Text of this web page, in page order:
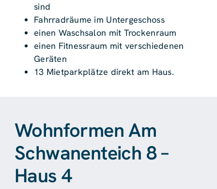
sind
Fahrradräume im Untergeschoss
einen Waschsalon mit Trockenraum
einen Fitnessraum mit verschiedenen
Geräten
13 Mietparkplätze direkt am Haus.
Wohnformen Am
Schwanenteich 8 –
Haus 4